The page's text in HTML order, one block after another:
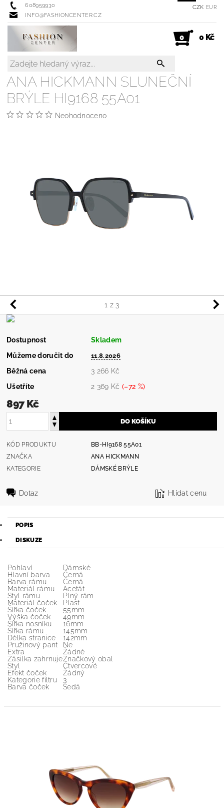
608959930
INFO@FASHIONCENTER.CZ
CZK EUR
0 0 Kč
1 z 3
ANA HICKMANN SLUNEČNÍ
BRÝLE HI9168 55A01
Neohodnoceno
Dostupnost
Skladem
Můžeme doručit do
11.8.2026
Běžná cena
3 266 Kč
Ušetříte
2 369 Kč (–72 %)
897 Kč
KÓD PRODUKTU
BB-HI9168 55A01
ZNAČKA
ANA HICKMANN
KATEGORIE
DÁMSKÉ BRÝLE
Dotaz Hlídat cenu
POPIS
DISKUZE
Pohlaví
Dámské
Hlavní barva
Černá
Barva rámu
Černá
Materiál rámu
Acetát
Styl rámu
Plný rám
Materiál čoček
Plast
Šířka čoček
55mm
Výška čoček
49mm
Šířka nosníku
16mm
Šířka rámu
145mm
Délka stranice
142mm
Pružinový pant
Ne
Extra
Žádné
Zásilka zahrnujeZnačkový obal
Styl
Čtvercové
Efekt čoček
Žádný
Kategorie filtru
3
Barva čoček
Šedá